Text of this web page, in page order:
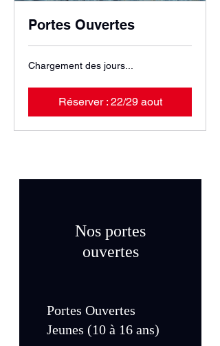
Portes Ouvertes
Chargement des jours...
Réserver : 22/29 aout
Nos portes
ouvertes
Portes Ouvertes
Jeunes (10 à 16 ans)